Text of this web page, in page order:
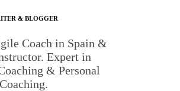
& BLOGGER
Coach in Spain &
Expert in
& Personal
Coaching.